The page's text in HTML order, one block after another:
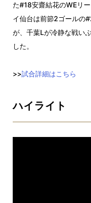
た#18安齋結花のWEリ
イ仙台は前節2ゴールの
が、千葉Lが冷静な戦い
した。
>>試合詳細はこちら
ハイライト